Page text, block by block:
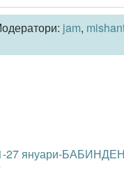
jam,
27 януари-